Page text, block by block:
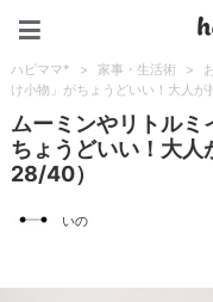
ハピママ* > 家事・生活術 >
け小物」がちょうどいい！大人
ムーミンやリトルミ
ちょうどいい！大
28/40）
いの